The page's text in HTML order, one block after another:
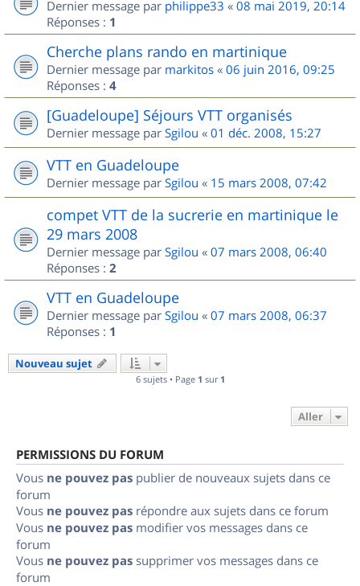
Dernier message par philippe33 « 08 mai 2019, 20:14
Réponses : 1
Cherche plans rando en martinique
Dernier message par markitos « 06 juin 2016, 09:25
Réponses : 4
[Guadeloupe] Séjours VTT organisés
Dernier message par Sgilou « 01 déc. 2008, 15:27
VTT en Guadeloupe
Dernier message par Sgilou « 15 mars 2008, 07:42
compet VTT de la sucrerie en martinique le
29 mars 2008
Dernier message par Sgilou « 07 mars 2008, 06:40
Réponses : 2
VTT en Guadeloupe
Dernier message par Sgilou « 07 mars 2008, 06:37
Réponses : 1
Nouveau sujet
6 sujets • Page 1 sur 1
Aller
PERMISSIONS DU FORUM
Vous ne pouvez pas publier de nouveaux sujets dans ce
forum
Vous ne pouvez pas répondre aux sujets dans ce forum
Vous ne pouvez pas modifier vos messages dans ce
forum
Vous ne pouvez pas supprimer vos messages dans ce
forum